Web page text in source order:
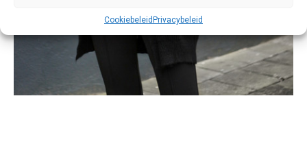
Cookiebeleid Privacybeleid